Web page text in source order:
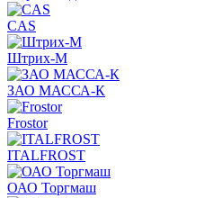
CAS
Штрих-М
ЗАО МАССА-К
Frostor
ITALFROST
ОАО Торгмаш